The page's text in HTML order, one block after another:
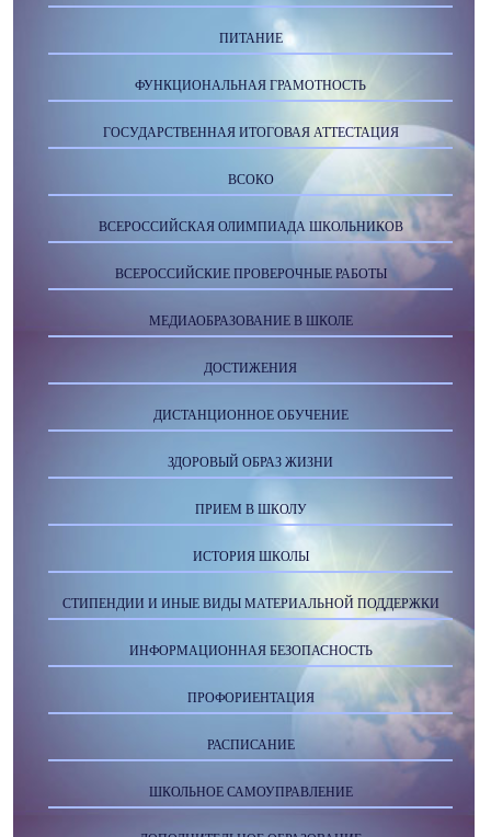
ПИТАНИЕ
ФУНКЦИОНАЛЬНАЯ ГРАМОТНОСТЬ
ГОСУДАРСТВЕННАЯ ИТОГОВАЯ АТТЕСТАЦИЯ
ВСОКО
ВСЕРОССИЙСКАЯ ОЛИМПИАДА ШКОЛЬНИКОВ
ВСЕРОССИЙСКИЕ ПРОВЕРОЧНЫЕ РАБОТЫ
МЕДИАОБРАЗОВАНИЕ В ШКОЛЕ
ДОСТИЖЕНИЯ
ДИСТАНЦИОННОЕ ОБУЧЕНИЕ
ЗДОРОВЫЙ ОБРАЗ ЖИЗНИ
ПРИЕМ В ШКОЛУ
ИСТОРИЯ ШКОЛЫ
СТИПЕНДИИ И ИНЫЕ ВИДЫ МАТЕРИАЛЬНОЙ ПОДДЕРЖКИ
ИНФОРМАЦИОННАЯ БЕЗОПАСНОСТЬ
ПРОФОРИЕНТАЦИЯ
РАСПИСАНИЕ
ШКОЛЬНОЕ САМОУПРАВЛЕНИЕ